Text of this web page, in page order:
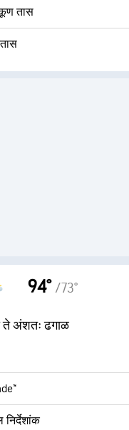
तास
94° /73°
ते अंशतः ढगाळ